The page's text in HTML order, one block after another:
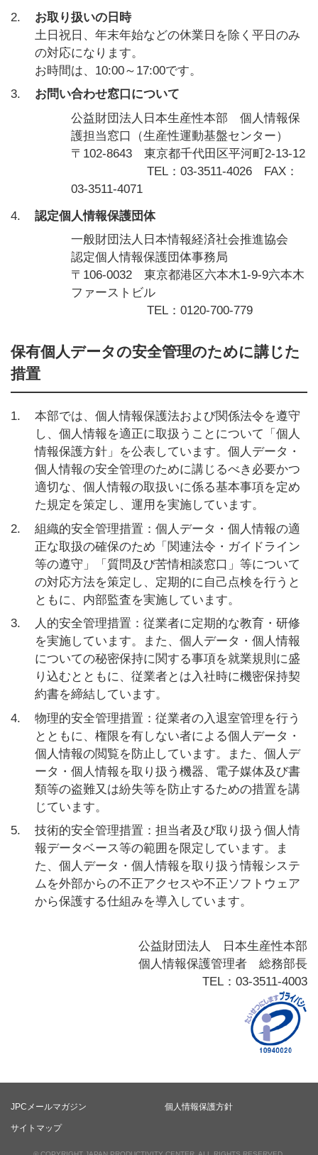
2.
お取り扱いの日時
土日祝日、年末年始などの休業日を除く平日のみ
の対応になります。
お時間は、10:00～17:00です。
3.
お問い合わせ窓口について
公益財団法人日本生産性本部 個人情報保
護担当窓口（生産性運動基盤センター）
〒102-8643 東京都千代田区平河町2-13-12
TEL：03-3511-4026 FAX：
03-3511-4071
4.
認定個人情報保護団体
一般財団法人日本情報経済社会推進協会
認定個人情報保護団体事務局
〒106-0032 東京都港区六本木1-9-9六本木
ファーストビル
TEL：0120-700-779
保有個人データの安全管理のために講じた
措置
1.
本部では、個人情報保護法および関係法令を遵守
し、個人情報を適正に取扱うことについて「個人
情報保護方針」を公表しています。個人データ・
個人情報の安全管理のために講じるべき必要かつ
適切な、個人情報の取扱いに係る基本事項を定め
た規定を策定し、運用を実施しています。
2.
組織的安全管理措置：個人データ・個人情報の適
正な取扱の確保のため「関連法令・ガイドライン
等の遵守」「質問及び苦情相談窓口」等について
の対応方法を策定し、定期的に自己点検を行うと
ともに、内部監査を実施しています。
3.
人的安全管理措置：従業者に定期的な教育・研修
を実施しています。また、個人データ・個人情報
についての秘密保持に関する事項を就業規則に盛
り込むとともに、従業者とは入社時に機密保持契
約書を締結しています。
4.
物理的安全管理措置：従業者の入退室管理を行う
とともに、権限を有しない者による個人データ・
個人情報の閲覧を防止しています。また、個人デ
ータ・個人情報を取り扱う機器、電子媒体及び書
類等の盗難又は紛失等を防止するための措置を講
じています。
5.
技術的安全管理措置：担当者及び取り扱う個人情
報データベース等の範囲を限定しています。ま
た、個人データ・個人情報を取り扱う情報システ
ムを外部からの不正アクセスや不正ソフトウェア
から保護する仕組みを導入しています。
公益財団法人 日本生産性本部
個人情報保護管理者 総務部長
TEL：03-3511-4003
JPCメールマガジン 個人情報保護方針
サイトマップ